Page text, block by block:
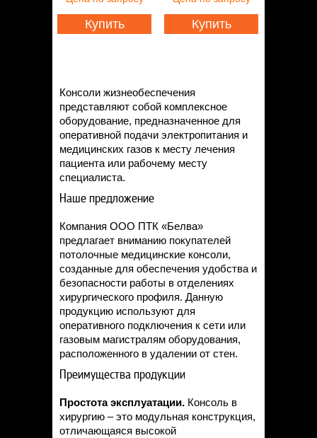
Статьи
Контакты
Купить Купить
Консоли жизнеобеспечения
представляют собой комплексное
оборудование, предназначенное для
оперативной подачи электропитания и
медицинских газов к месту лечения
пациента или рабочему месту
специалиста.
Наше предложение
Компания ООО ПТК «Белва»
предлагает вниманию покупателей
потолочные медицинские консоли,
созданные для обеспечения удобства и
безопасности работы в отделениях
хирургического профиля. Данную
продукцию используют для
оперативного подключения к сети или
газовым магистралям оборудования,
расположенного в удалении от стен.
Преимущества продукции
Простота эксплуатации. Консоль в
хирургию – это модульная конструкция,
отличающаяся высокой